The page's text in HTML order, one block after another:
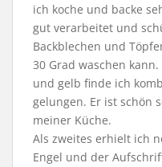
ich koche und backe
gut verarbeitet und
Backblechen und
30 Grad waschen
und gelb finde ich
gelungen. Er ist schön
meiner Küche.
Als zweites erhielt ich
Engel und der